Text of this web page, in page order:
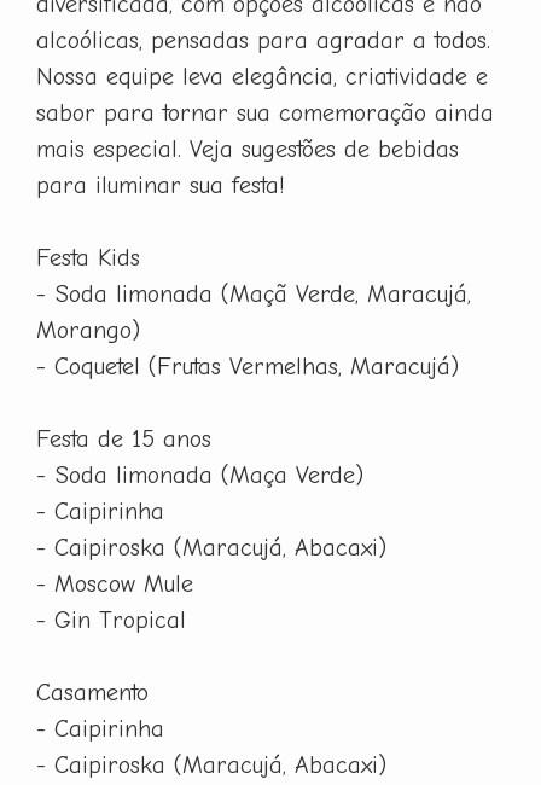
alcoólicas, pensadas para agradar a todos.
Nossa equipe leva elegância, criatividade e
sabor para tornar sua comemoração ainda
mais especial. Veja sugestões de bebidas
para iluminar sua festa!
Festa Kids
- Soda limonada (Maçã Verde, Maracujá,
Morango)
- Coquetel (Frutas Vermelhas, Maracujá)
Festa de 15 anos
- Soda limonada (Maça Verde)
- Caipirinha
- Caipiroska (Maracujá, Abacaxi)
- Moscow Mule
- Gin Tropical
Casamento
- Caipirinha
- Caipiroska (Maracujá, Abacaxi)